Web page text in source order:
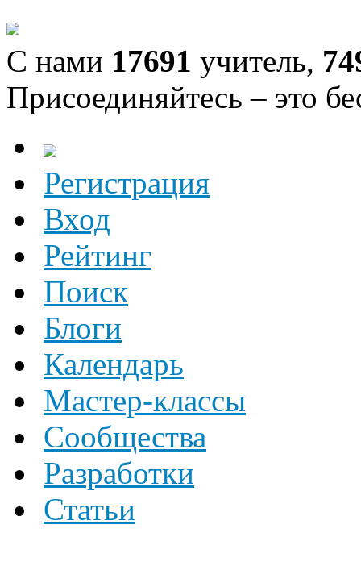
С нами 17691 учитель,
Присоединяйтесь – это
Регистрация
Вход
Рейтинг
Поиск
Блоги
Календарь
Мастер-классы
Сообщества
Разработки
Статьи